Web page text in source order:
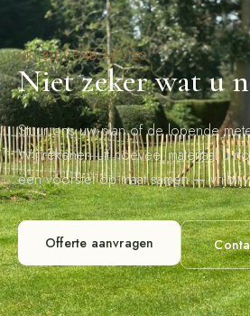
VRIJBLIJVEND ADVIES
Niet zeker wat u
Stuur ons uw plan of de lopende
Wij rekenen uit hoeveel materiaal u
een voorstel op maat samen —
Offerte aanvragen